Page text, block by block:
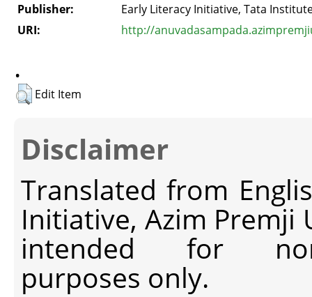
Publisher:
Early Literacy Initiative, Tata
URI:
http://
.
Edit Item
Disclaimer
Translated from
Initiative, Azim Premji
intended for non-
purposes only.